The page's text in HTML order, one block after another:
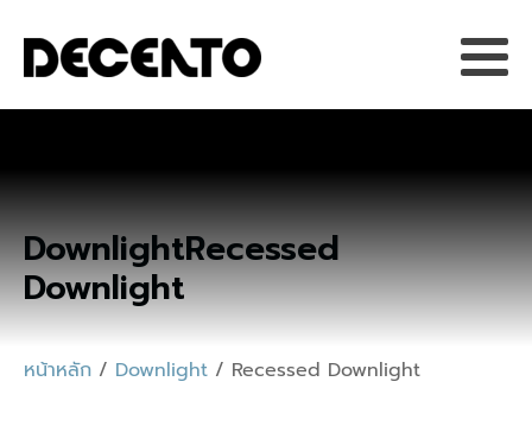
DownlightRecessed
Downlight
หน้าหลัก / Downlight / Recessed Downlight